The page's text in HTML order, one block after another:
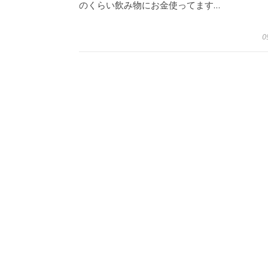
のくらい飲み物にお金使ってます…